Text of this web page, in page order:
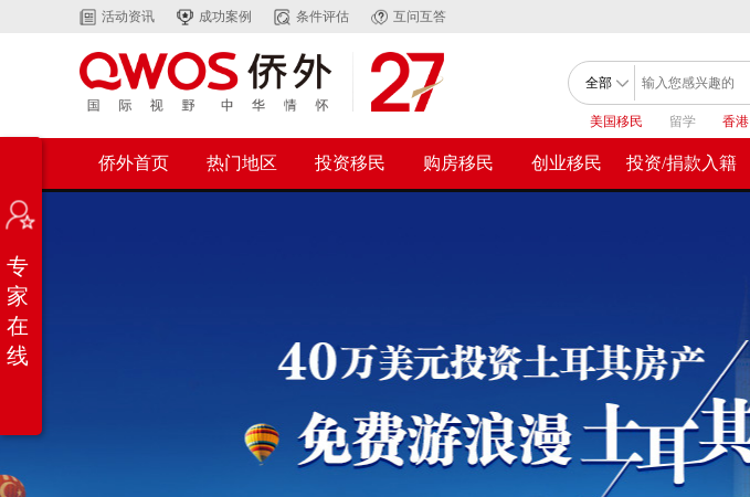
活动资讯 成功案例 条件评估 互问互答
美国移民 留学 香港
侨外首页 热门地区 投资移民 购房移民 创业移民 投资/捐款入籍
专
家
在
线